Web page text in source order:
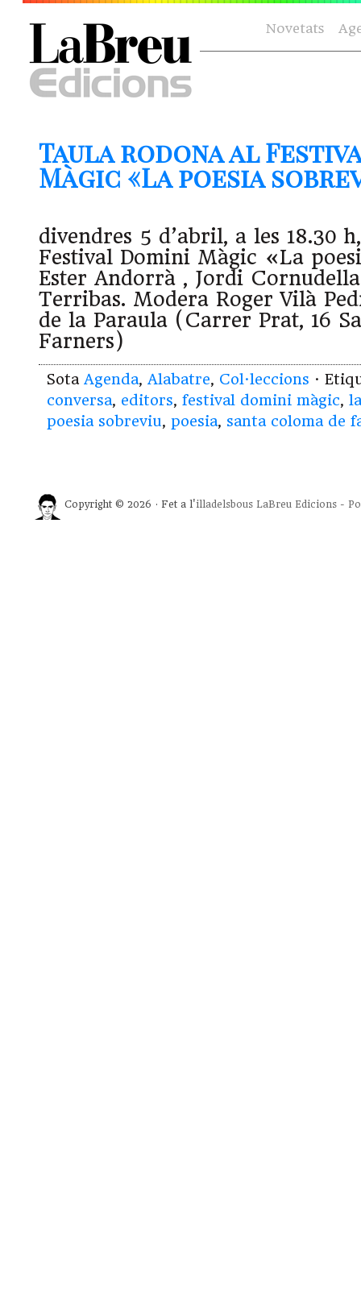
Novetats
Taula rodona al
Màgic «La poesia
divendres 5 d’abril, a les 18.30
Festival Domini Màgic «La
Ester Andorrà , Jordi
Terribas. Modera Roger Vilà
de la Paraula (Carrer Prat, 16
Farners)
Sota Agenda, Alabatre, Col·leccions ·
conversa, editors, festival domini màgic,
poesia sobreviu, poesia, santa coloma de
Copyright © 2026 · Fet a l'illadelsbous LaBreu Edicions -